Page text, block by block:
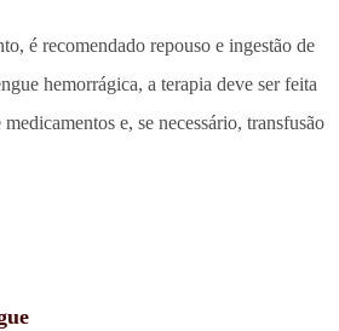
é recomendado repouso e ingestão de
hemorrágica, a terapia deve ser feita
e, se necessário, transfusão